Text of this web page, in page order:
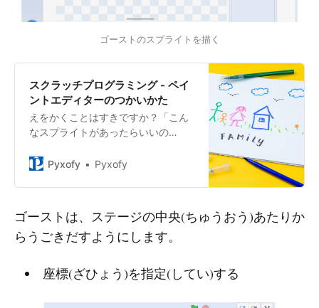
ゴーストのスプライトを描く
スクラッチプログラミング - ペイ
ントエディターのつかいかた
えをかくことはすきですか？「こん
なスプライトがあったらいいの
か？ペイントエディターのつかいか
をえがけるようになりましょう。
Pyxofy Pyxofy
ゴーストは、ステージの中央(ちゅうおう)あたりか
らうごきだすようにします。
座標(ざひょう)を指定(してい)する